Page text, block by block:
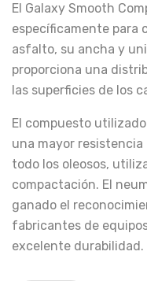
El Galaxy Smooth
específicamente para
asfalto, su ancha y
proporciona una
las superficies de los
El compuesto
una mayor
todo los oleosos,
compactación. El
ganado el
fabricantes de
excelente durabilidad.